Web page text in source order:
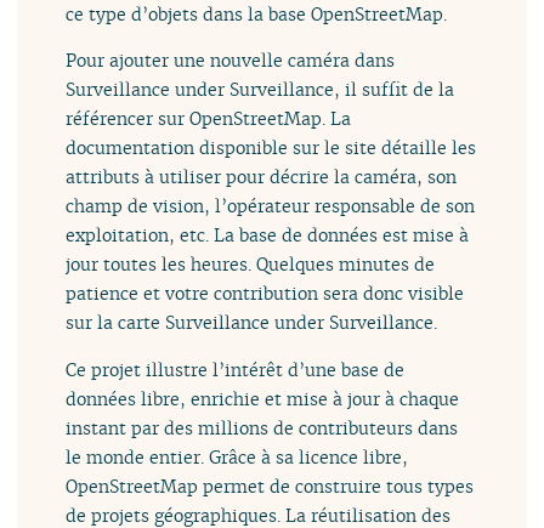
ce type d’objets dans la base OpenStreetMap.
Pour ajouter une nouvelle caméra dans
Surveillance under Surveillance, il suffit de la
référencer sur OpenStreetMap. La
documentation disponible sur le site détaille les
attributs à utiliser pour décrire la caméra, son
champ de vision, l’opérateur responsable de son
exploitation, etc. La base de données est mise à
jour toutes les heures. Quelques minutes de
patience et votre contribution sera donc visible
sur la carte Surveillance under Surveillance.
Ce projet illustre l’intérêt d’une base de
données libre, enrichie et mise à jour à chaque
instant par des millions de contributeurs dans
le monde entier. Grâce à sa licence libre,
OpenStreetMap permet de construire tous types
de projets géographiques. La réutilisation des